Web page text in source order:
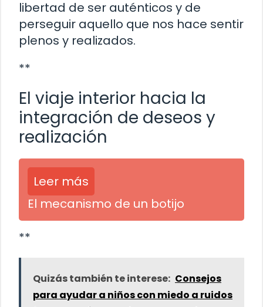
libertad de ser auténticos y de
perseguir aquello que nos hace sentir
plenos y realizados.
**
El viaje interior hacia la
integración de deseos y
realización
Leer más
El mecanismo de un botijo
**
Quizás también te interese: Consejos
para ayudar a niños con miedo a ruidos